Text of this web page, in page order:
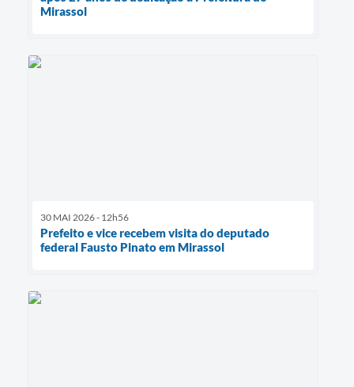
Mirassol
30 MAI 2026 - 12h56
Prefeito e vice recebem visita do deputado
federal Fausto Pinato em Mirassol